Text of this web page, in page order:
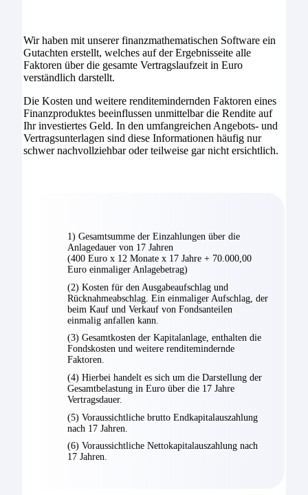
Wir haben mit unserer finanzmathematischen Software ein
Gutachten erstellt, welches auf der Ergebnisseite alle
Faktoren über die gesamte Vertragslaufzeit in Euro
verständlich darstellt.
Die Kosten und weitere renditemindernden Faktoren eines
Finanzproduktes beeinflussen unmittelbar die Rendite auf
Ihr investiertes Geld. In den umfangreichen Angebots- und
Vertragsunterlagen sind diese Informationen häufig nur
schwer nachvollziehbar oder teilweise gar nicht ersichtlich.
1) Gesamtsumme der Einzahlungen über die
Anlagedauer von 17 Jahren
(400 Euro x 12 Monate x 17 Jahre + 70.000,00
Euro einmaliger Anlagebetrag)
(2) Kosten für den Ausgabeaufschlag und
Rücknahmeabschlag. Ein einmaliger Aufschlag, der
beim Kauf und Verkauf von Fondsanteilen
einmalig anfallen kann.
(3) Gesamtkosten der Kapitalanlage, enthalten die
Fondskosten und weitere renditemindernde
Faktoren.
(4) Hierbei handelt es sich um die Darstellung der
Gesamtbelastung in Euro über die 17 Jahre
Vertragsdauer.
(5) Voraussichtliche brutto Endkapitalauszahlung
nach 17 Jahren.
(6) Voraussichtliche Nettokapitalauszahlung nach
17 Jahren.